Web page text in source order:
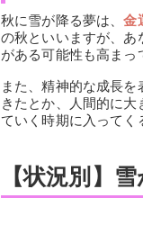
秋に雪が降る夢は、金
の秋といいますが、あ
がある可能性も高まっ
また、精神的な成長
きたとか、人間的に
ていく時期に入ってく
【状況別】